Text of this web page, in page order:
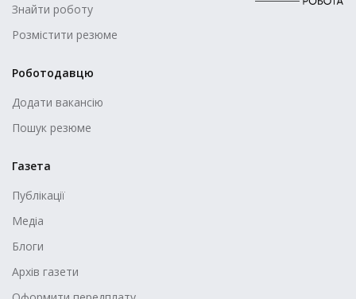
Знайти роботу
Розмістити резюме
Роботодавцю
Додати вакансію
Пошук резюме
Газета
Публікації
Медіа
Блоги
Архів газети